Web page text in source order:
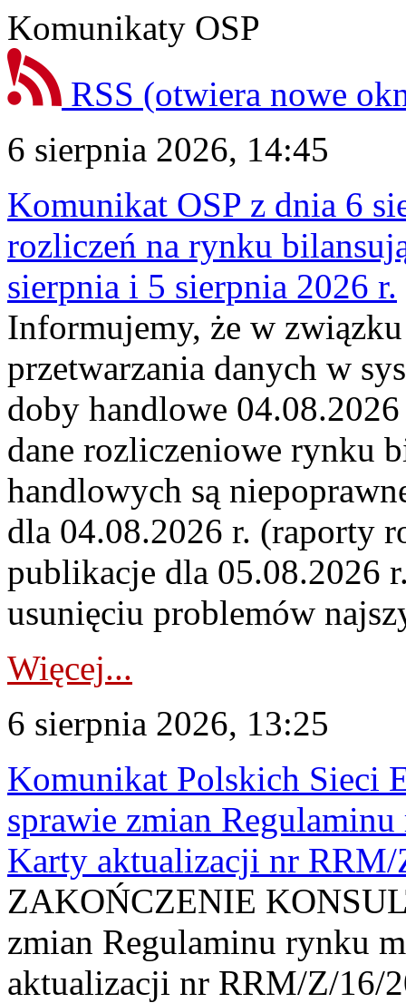
Komunikaty OSP
RSS (otwiera nowe
6 sierpnia 2026, 14:45
Komunikat OSP z dnia 6
rozliczeń na rynku
sierpnia i 5 sierpnia 2026 r.
Informujemy, że w
przetwarzania danych w
doby handlowe
dane rozliczeniowe rynku
handlowych są
dla 04.08.2026 r. (raporty
publikacje dla 05.08.2026
usunięciu problemów
Więcej...
6 sierpnia 2026, 13:25
Komunikat Polskich Sieci
sprawie zmian
Karty aktualizacji nr
ZAKOŃCZENIE
zmian Regulaminu rynku
aktualizacji nr RRM/Z/16/